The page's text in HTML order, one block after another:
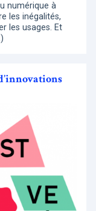
numérique à
les inégalités,
les usages. Et